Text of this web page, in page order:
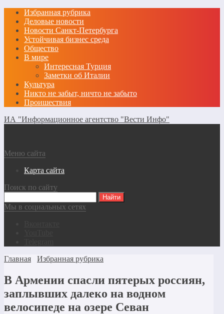
Избранная рубрика
Деловые новости
Новости Санкт-Петербурга
Устойчивая бизнес среда
Общество
В мире
Интересная Турция
Заметки об Италии
Культура
Никто не забыт, ничто не забыто
Проишествия
ИА "Информационное агентство "Вести Инфо"
Меню сайта
Карта сайта
Поиск по сайту
Мы в социальных сетях
Главная
Избранная рубрика
В Армении спасли пятерых россиян,
заплывших далеко на водном
велосипеде на озере Севан